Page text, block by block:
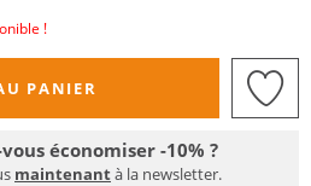
!
PANIER
économiser -10% ?
maintenantà la newsletter.